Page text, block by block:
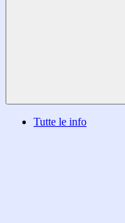
Tutte le info